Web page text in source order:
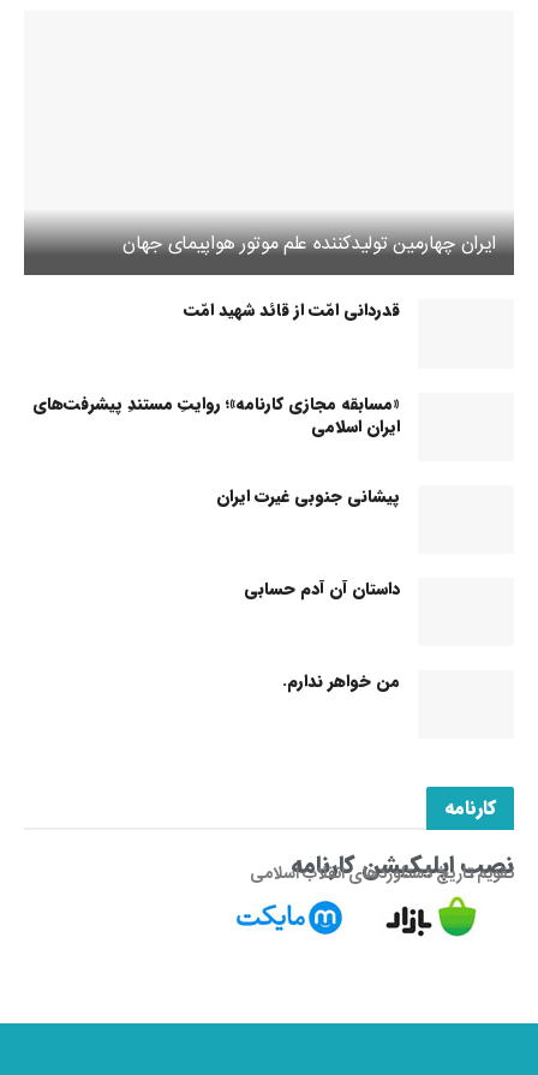
ایران چهارمین تولیدکننده علم موتور هواپیمای جهان
قدردانی امّت از قائد شهید امّت
«مسابقه مجازی کارنامه»؛ روایتِ مستندِ پیشرفت‌های
ایران اسلامی
پیشانی جنوبی غیرت ایران
داستان آن آدم حسابی
من خواهر ندارم.
کارنامه
نصب اپلیکیشن کارنامه
تقویم تاریخ دستاوردهای انقلاب اسلامی